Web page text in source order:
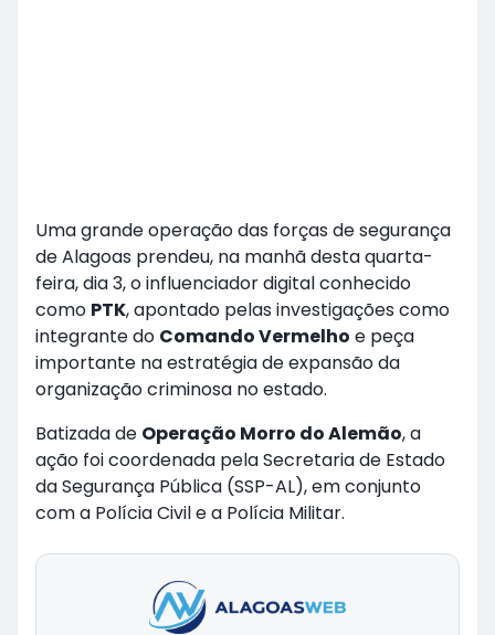
Uma grande operação das forças de segurança
de Alagoas prendeu, na manhã desta quarta-
feira, dia 3, o influenciador digital conhecido
como PTK, apontado pelas investigações como
integrante do Comando Vermelho e peça
importante na estratégia de expansão da
organização criminosa no estado.
Batizada de Operação Morro do Alemão, a
ação foi coordenada pela Secretaria de Estado
da Segurança Pública (SSP-AL), em conjunto
com a Polícia Civil e a Polícia Militar.